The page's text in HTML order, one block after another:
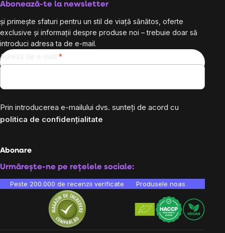
Abonează-te la newsletter
și primește sfaturi pentru un stil de viață sănătos, oferte
exclusive și informații despre produse noi – trebuie doar să
introduci adresa ta de e-mail.
Adresă de e-mail
Prin introducerea e-mailului dvs. sunteți de acord cu
politica de confidențialitate
Abonare
Urmărește-ne pe rețelele sociale:
Peste 200.000 de recenzii verificate Produsele noastre sunt